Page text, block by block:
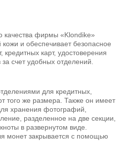
качества фирмы «Klondike»
и обеспечивает безопасное
карт, удостоверения
счет удобных отделений.
для кредитных,
того же размера. Также он имеет
хранения фотографий,
разделенное на две секции,
в развернутом виде.
монет закрывается с помощью